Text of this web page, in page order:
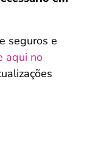
seguros e
aqui no